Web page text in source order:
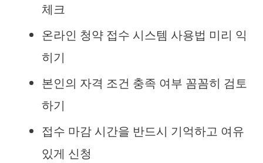
체크
온라인 청약 접수 시스템 사용법 미리 익
히기
본인의 자격 조건 충족 여부 꼼꼼히 검토
하기
접수 마감 시간을 반드시 기억하고 여유
있게 신청